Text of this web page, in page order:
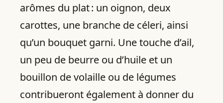
arômes du plat : un oignon, deux
carottes, une branche de céleri, ainsi
qu’un bouquet garni. Une touche d’ail,
un peu de beurre ou d’huile et un
bouillon de volaille ou de légumes
contribueront également à donner du